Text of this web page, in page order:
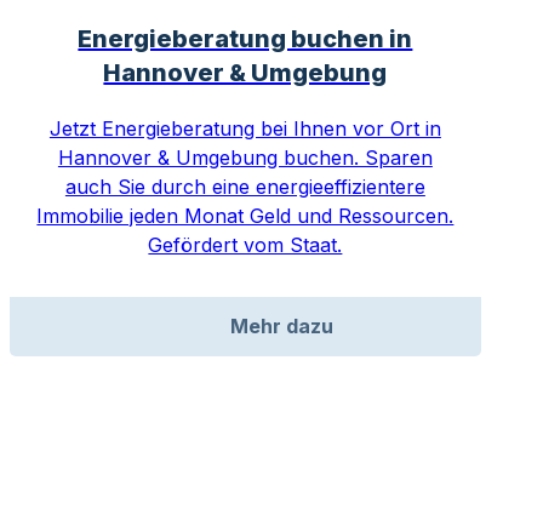
Energieberatung buchen in
Hannover & Umgebung
Jetzt Energieberatung bei Ihnen vor Ort in
Hannover & Umgebung buchen. Sparen
auch Sie durch eine energieeffizientere
Immobilie jeden Monat Geld und Ressourcen.
Gefördert vom Staat.
Mehr dazu